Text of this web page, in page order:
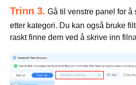
Trinn 3. Gå til venstre panel for å
etter kategori. Du kan også bruke
raskt finne dem ved å skrive inn